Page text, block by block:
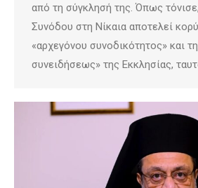
από τη σύγκλησή της. Όπως
Συνόδου στη Νίκαια αποτελεί
«αρχεγόνου συνοδικότητος» και
συνειδήσεως» της Εκκλησίας,